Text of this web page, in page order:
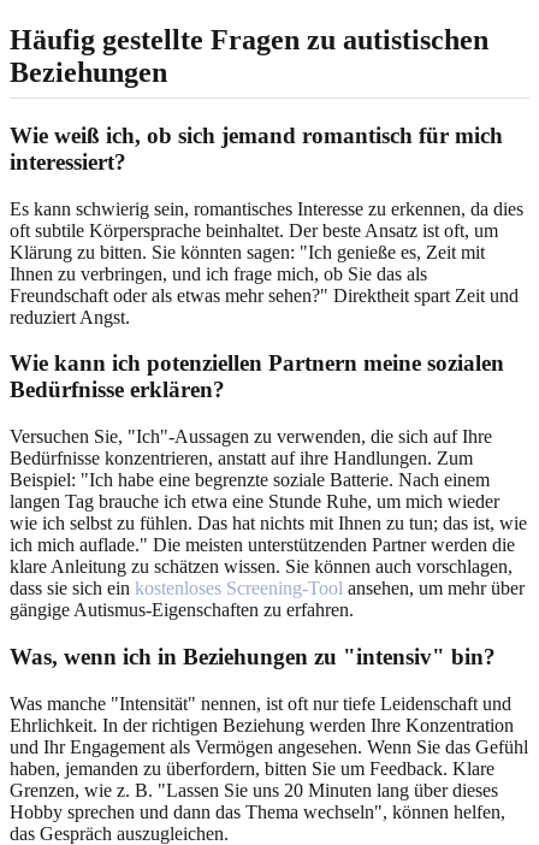
Häufig gestellte Fragen zu autistischen
Beziehungen
Wie weiß ich, ob sich jemand romantisch für mich
interessiert?
Es kann schwierig sein, romantisches Interesse zu erkennen, da dies
oft subtile Körpersprache beinhaltet. Der beste Ansatz ist oft, um
Klärung zu bitten. Sie könnten sagen: "Ich genieße es, Zeit mit
Ihnen zu verbringen, und ich frage mich, ob Sie das als
Freundschaft oder als etwas mehr sehen?" Direktheit spart Zeit und
reduziert Angst.
Wie kann ich potenziellen Partnern meine sozialen
Bedürfnisse erklären?
Versuchen Sie, "Ich"-Aussagen zu verwenden, die sich auf Ihre
Bedürfnisse konzentrieren, anstatt auf ihre Handlungen. Zum
Beispiel: "Ich habe eine begrenzte soziale Batterie. Nach einem
langen Tag brauche ich etwa eine Stunde Ruhe, um mich wieder
wie ich selbst zu fühlen. Das hat nichts mit Ihnen zu tun; das ist, wie
ich mich auflade." Die meisten unterstützenden Partner werden die
klare Anleitung zu schätzen wissen. Sie können auch vorschlagen,
dass sie sich ein kostenloses Screening-Tool ansehen, um mehr über
gängige Autismus-Eigenschaften zu erfahren.
Was, wenn ich in Beziehungen zu "intensiv" bin?
Was manche "Intensität" nennen, ist oft nur tiefe Leidenschaft und
Ehrlichkeit. In der richtigen Beziehung werden Ihre Konzentration
und Ihr Engagement als Vermögen angesehen. Wenn Sie das Gefühl
haben, jemanden zu überfordern, bitten Sie um Feedback. Klare
Grenzen, wie z. B. "Lassen Sie uns 20 Minuten lang über dieses
Hobby sprechen und dann das Thema wechseln", können helfen,
das Gespräch auszugleichen.